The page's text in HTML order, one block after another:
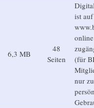
6,3 MB
48
Seiten
ist auf
(für
nur